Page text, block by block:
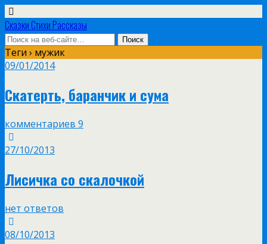
Сказки Стихи Рассказы
Теги › мужик
09/01/2014
Скатерть, баранчик и сума
комментариев 9
27/10/2013
Лисичка со скалочкой
нет ответов
08/10/2013